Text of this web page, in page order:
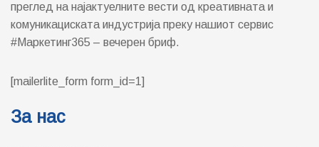
преглед на најактуелните вести од креативната и
комуникациската индустрија преку нашиот сервис
#Маркетинг365 – вечерен бриф.
[mailerlite_form form_id=1]
За нас